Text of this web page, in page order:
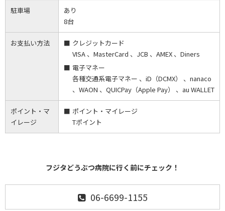
駐車場
あり
8台
お支払い方法
クレジットカード
VISA 、MasterCard 、JCB 、AMEX 、Diners
電子マネー
各種交通系電子マネー 、iD（DCMX） 、nanaco
、WAON 、QUICPay（Apple Pay） 、au WALLET
ポイント・マ
イレージ
ポイント・マイレージ
Tポイント
フジタどうぶつ病院に行く前にチェック！
06-6699-1155